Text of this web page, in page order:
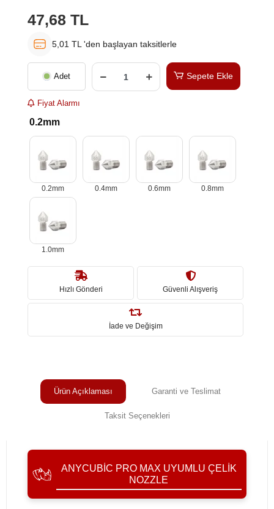
47,68 TL
5,01 TL 'den başlayan taksitlerle
Adet Sepete Ekle
Fiyat Alarmı
0.2mm
0.2mm 0.4mm 0.6mm 0.8mm
1.0mm
Hızlı Gönderi Güvenli Alışveriş
İade ve Değişim
Ürün Açıklaması Garanti ve Teslimat
Taksit Seçenekleri
ANYCUBIC PRO MAX UYUMLU ÇELIK
NOZZLE